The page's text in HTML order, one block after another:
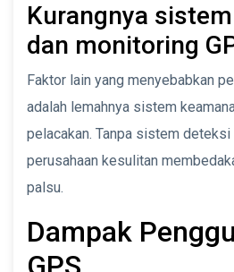
Kurangnya
dan monitoring
Faktor lain yang menyebabkan
adalah lemahnya sistem
pelacakan. Tanpa sistem
perusahaan kesulitan
palsu.
Dampak